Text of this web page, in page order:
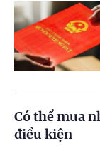
Có thể mua
điều kiện